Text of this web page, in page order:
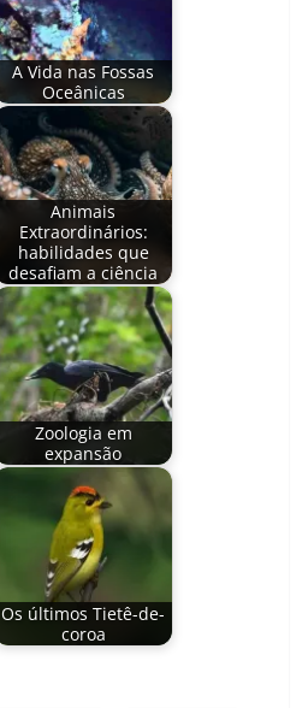
A Vida nas Fossas
Oceânicas
Animais
Extraordinários:
habilidades que
desafiam a ciência
Zoologia em
expansão
Os últimos Tietê-de-
coroa